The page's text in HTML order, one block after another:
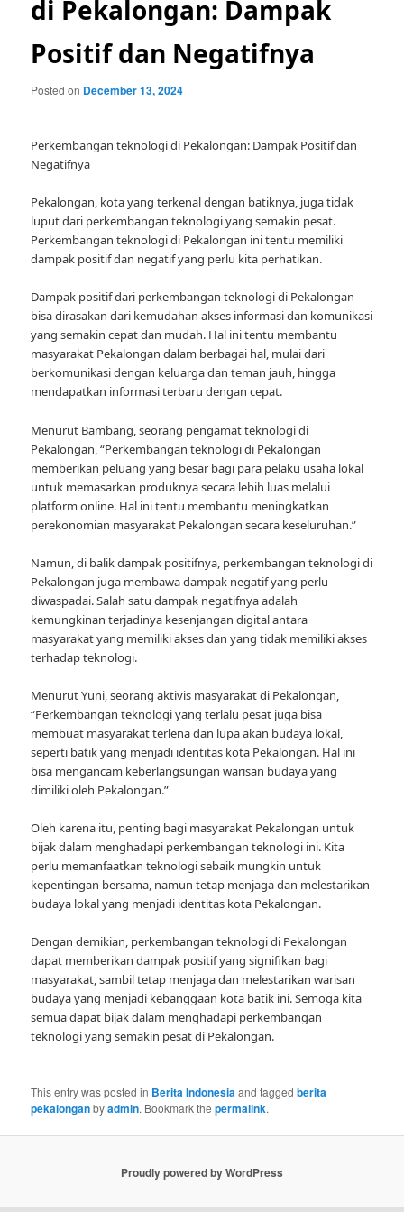
di Pekalongan: Dampak
Positif dan Negatifnya
Posted on December 13, 2024
Perkembangan teknologi di Pekalongan: Dampak Positif dan
Negatifnya
Pekalongan, kota yang terkenal dengan batiknya, juga tidak
luput dari perkembangan teknologi yang semakin pesat.
Perkembangan teknologi di Pekalongan ini tentu memiliki
dampak positif dan negatif yang perlu kita perhatikan.
Dampak positif dari perkembangan teknologi di Pekalongan
bisa dirasakan dari kemudahan akses informasi dan komunikasi
yang semakin cepat dan mudah. Hal ini tentu membantu
masyarakat Pekalongan dalam berbagai hal, mulai dari
berkomunikasi dengan keluarga dan teman jauh, hingga
mendapatkan informasi terbaru dengan cepat.
Menurut Bambang, seorang pengamat teknologi di
Pekalongan, “Perkembangan teknologi di Pekalongan
memberikan peluang yang besar bagi para pelaku usaha lokal
untuk memasarkan produknya secara lebih luas melalui
platform online. Hal ini tentu membantu meningkatkan
perekonomian masyarakat Pekalongan secara keseluruhan.”
Namun, di balik dampak positifnya, perkembangan teknologi di
Pekalongan juga membawa dampak negatif yang perlu
diwaspadai. Salah satu dampak negatifnya adalah
kemungkinan terjadinya kesenjangan digital antara
masyarakat yang memiliki akses dan yang tidak memiliki akses
terhadap teknologi.
Menurut Yuni, seorang aktivis masyarakat di Pekalongan,
“Perkembangan teknologi yang terlalu pesat juga bisa
membuat masyarakat terlena dan lupa akan budaya lokal,
seperti batik yang menjadi identitas kota Pekalongan. Hal ini
bisa mengancam keberlangsungan warisan budaya yang
dimiliki oleh Pekalongan.”
Oleh karena itu, penting bagi masyarakat Pekalongan untuk
bijak dalam menghadapi perkembangan teknologi ini. Kita
perlu memanfaatkan teknologi sebaik mungkin untuk
kepentingan bersama, namun tetap menjaga dan melestarikan
budaya lokal yang menjadi identitas kota Pekalongan.
Dengan demikian, perkembangan teknologi di Pekalongan
dapat memberikan dampak positif yang signifikan bagi
masyarakat, sambil tetap menjaga dan melestarikan warisan
budaya yang menjadi kebanggaan kota batik ini. Semoga kita
semua dapat bijak dalam menghadapi perkembangan
teknologi yang semakin pesat di Pekalongan.
This entry was posted in Berita Indonesiaand taggedberita
pekalonganbyadmin. Bookmark thepermalink.
Proudly powered by WordPress